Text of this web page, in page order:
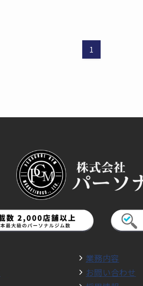
1
業務内容
お問い合わせ